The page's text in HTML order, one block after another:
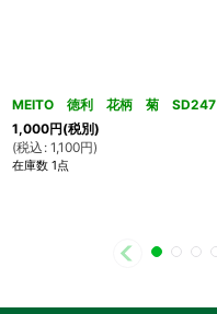
MEITO 徳利 花柄 菊 SD247
1,000円(税別)
(税込 : 1,100円)
在庫数 1点